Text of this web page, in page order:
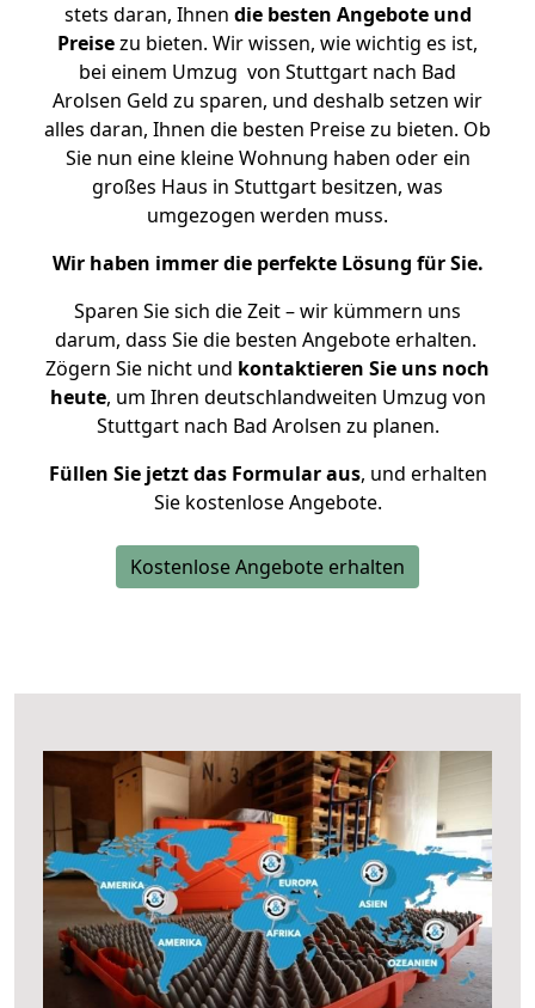
stets daran, Ihnen die besten Angebote und
Preisezu bieten. Wir wissen, wie wichtig es ist,
bei einem Umzug von Stuttgart nach Bad
Arolsen Geld zu sparen, und deshalb setzen wir
alles daran, Ihnen die besten Preise zu bieten. Ob
Sie nun eine kleine Wohnung haben oder ein
großes Haus in Stuttgart besitzen, was
umgezogen werden muss.
Wir haben immer die perfekte Lösung für Sie.
Sparen Sie sich die Zeit – wir kümmern uns
darum, dass Sie die besten Angebote erhalten.
Zögern Sie nicht und kontaktieren Sie uns noch
heute, um Ihren deutschlandweiten Umzug von
Stuttgart nach Bad Arolsen zu planen.
Füllen Sie jetzt das Formular aus, und erhalten
Sie kostenlose Angebote.
Kostenlose Angebote erhalten